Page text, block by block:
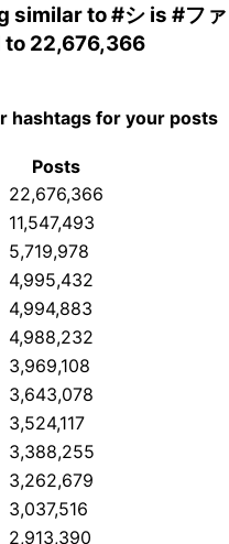
similar to#シ is #ファ
to 22,676,366
hashtags for your posts
Posts
22,676,366
11,547,493
5,719,978
4,995,432
4,994,883
4,988,232
3,969,108
3,643,078
3,524,117
3,388,255
3,262,679
3,037,516
2,913,390